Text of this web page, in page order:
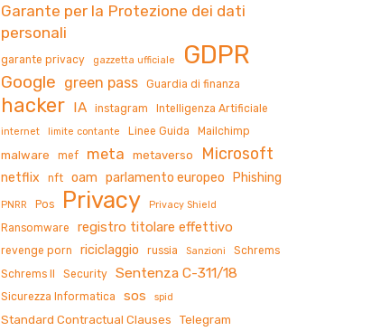
Garante per la Protezione dei dati
personali
garante privacy gazzetta ufficiale GDPR
Google green pass Guardia di finanza
hacker IA instagram Intelligenza Artificiale
internet limite contante Linee Guida Mailchimp
malware mef meta metaverso Microsoft
netflix nft oam parlamento europeo Phishing
PNRR Pos Privacy Privacy Shield
Ransomware registro titolare effettivo
revenge porn riciclaggio russia Sanzioni
Schrems
Schrems II
Security Sentenza C-311/18
Sicurezza Informatica sos spid
Standard Contractual Clauses
Telegram